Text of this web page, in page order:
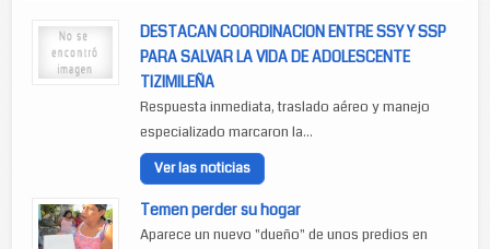
DESTACAN COORDINACION ENTRE SSY Y SSP
PARA SALVAR LA VIDA DE ADOLESCENTE
TIZIMILEÑA
Respuesta inmediata, traslado aéreo y manejo
especializado marcaron la...
Ver las noticias
Temen perder su hogar
Aparece un nuevo "dueño" de unos predios en